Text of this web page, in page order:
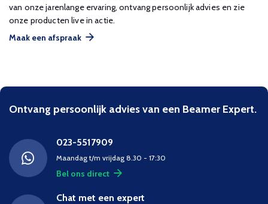
van onze jarenlange ervaring, ontvang persoonlijk advies en zie
onze producten live in actie.
Maak een afspraak
Ontvang persoonlijk advies van een Beamer Expert.
023-5517909
Maandag t/m vrijdag 8.30 - 17:30
Bel ons direct
Chat met een expert